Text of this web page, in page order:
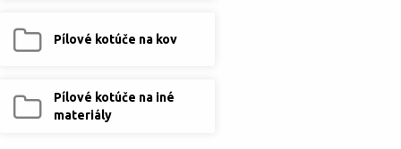
Pílové kotúče na kov
Pílové kotúče na iné
materiály